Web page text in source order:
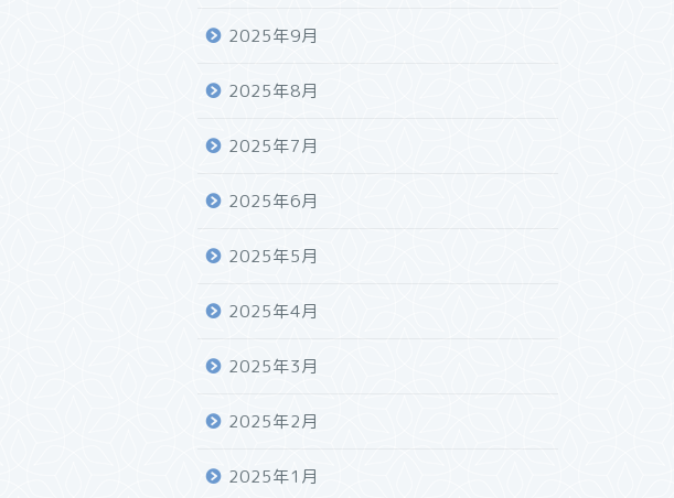
2025年9月
2025年8月
2025年7月
2025年6月
2025年5月
2025年4月
2025年3月
2025年2月
2025年1月